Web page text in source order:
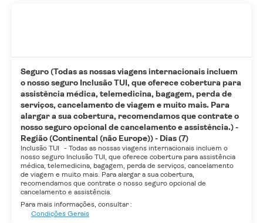
Seguro (Todas as nossas viagens internacionais incluem
o nosso seguro Inclusão TUI, que oferece cobertura para
assistência médica, telemedicina, bagagem, perda de
serviços, cancelamento de viagem e muito mais. Para
alargar a sua cobertura, recomendamos que contrate o
nosso seguro opcional de cancelamento e assistência.) -
Região (Continental (não Europe)) - Dias (7)
Inclusão TUI - Todas as nossas viagens internacionais incluem o
nosso seguro Inclusão TUI, que oferece cobertura para assistência
médica, telemedicina, bagagem, perda de serviços, cancelamento
de viagem e muito mais. Para alargar a sua cobertura,
recomendamos que contrate o nosso seguro opcional de
cancelamento e assistência.
Para mais informações, consultar :
Condições Gerais